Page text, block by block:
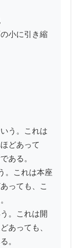
小に引き縮
う。これは
どあって
ある。
。これは本座
っても、こ
。これは開
あっても、
。